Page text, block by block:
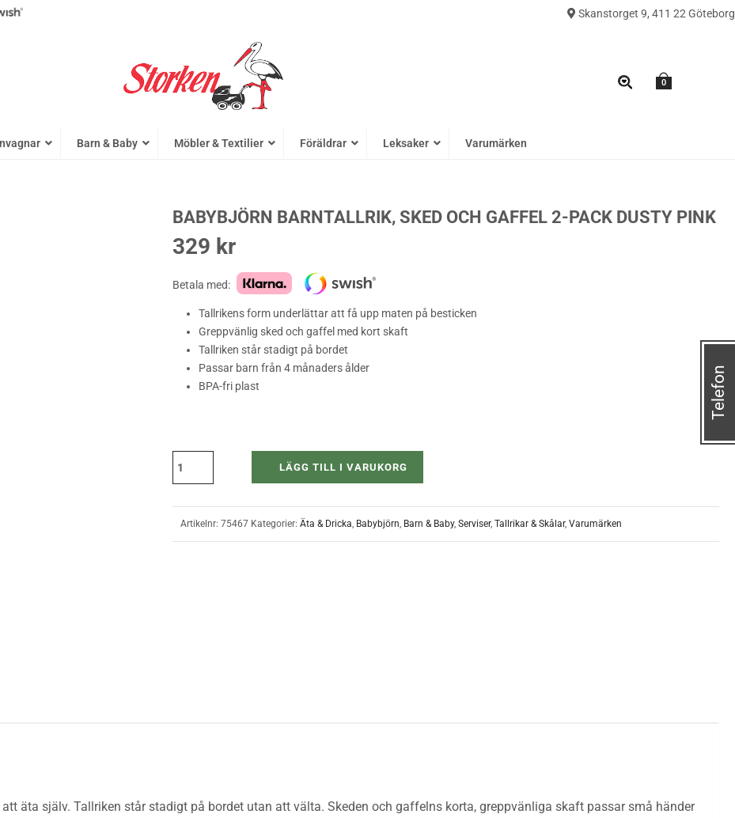
Skanstorget 9, 411 22 Göteborg
0
Barn & Baby Möbler & Textilier Föräldrar Leksaker Varumärken
BABYBJÖRN BARNTALLRIK, SKED OCH GAFFEL 2-PACK DUSTY PINK
329 kr
Betala med:
Tallrikens form underlättar att få upp maten på besticken
Greppvänlig sked och gaffel med kort skaft
Tallriken står stadigt på bordet
Passar barn från 4 månaders ålder
BPA-fri plast
LÄGG TILL I VARUKORG
Artikelnr: 75467 Kategorier: Äta & Dricka, Babybjörn, Barn & Baby, Serviser, Tallrikar & Skålar, Varumärken
äta själv. Tallriken står stadigt på bordet utan att välta. Skeden och gaffelns korta, greppvänliga skaft passar små händer
Telefon